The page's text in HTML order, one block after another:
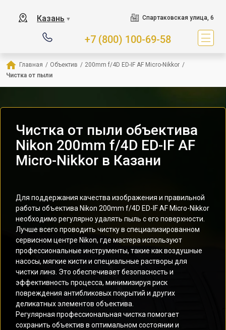
Казань ▼ Спартаковская улица, 6
+7 (800) 100-69-58
Главная / Объектив / 200mm f/4D ED-IF AF Micro-Nikkor /
Чистка от пыли
Чистка от пыли объектива
Nikon 200mm f/4D ED-IF AF
Micro-Nikkor в Казани
Для поддержания качества изображения и правильной
работы объектива Nikon 200mm f/4D ED-IF AF Micro-Nikkor
необходимо регулярно удалять пыль с его поверхности.
Лучше всего проводить чистку в специализированном
сервисном центре Nikon, где мастера используют
профессиональные инструменты, такие как воздушные
насосы, мягкие кисти и специальные растворы для
чистки линз. Это обеспечивает безопасность и
эффективность процесса, минимизируя риск
повреждения антибликовых покрытий и других
деликатных элементов объектива.
Регулярная профессиональная чистка помогает
сохранить объектив в оптимальном состоянии и